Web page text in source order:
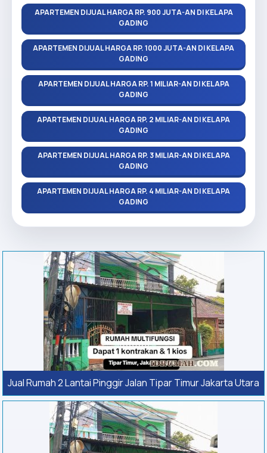
APARTEMEN DIJUAL HARGA RP. 900 JUTA-AN DI KELAPA
GADING
APARTEMEN DIJUAL HARGA RP. 1000 JUTA-AN DI KELAPA
GADING
APARTEMEN DIJUAL HARGA RP. 1 MILIAR-AN DI KELAPA
GADING
APARTEMEN DIJUAL HARGA RP. 2 MILIAR-AN DI KELAPA
GADING
APARTEMEN DIJUAL HARGA RP. 3 MILIAR-AN DI KELAPA
GADING
APARTEMEN DIJUAL HARGA RP. 4 MILIAR-AN DI KELAPA
GADING
Jual Rumah 2 Lantai Pinggir Jalan Tipar Timur Jakarta Utara